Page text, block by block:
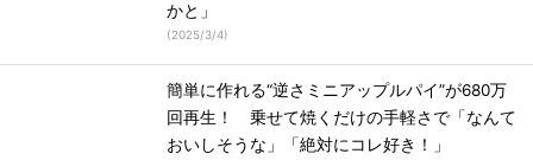
かと」
(2025/3/4)
簡単に作れる“逆さミニアップルパイ”が680万
回再生！ 乗せて焼くだけの手軽さで「なんて
おいしそうな」「絶対にコレ好き！」